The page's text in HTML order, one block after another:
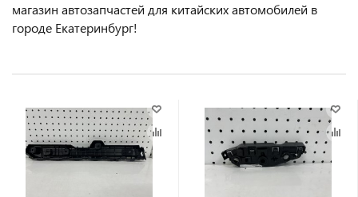
магазин автозапчастей для китайских автомобилей в
городе Екатеринбург!